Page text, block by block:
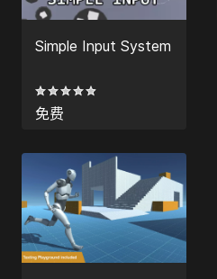
Simple Input System
免费